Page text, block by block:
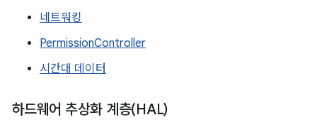
네트워킹
PermissionController
시간대 데이터
하드웨어 추상화 계층(HAL)